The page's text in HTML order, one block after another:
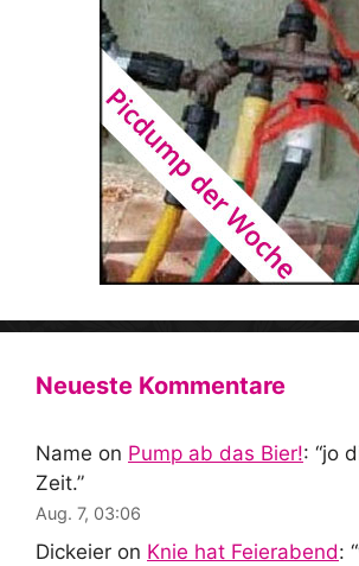
Neueste Kommentare
Name on Pump ab das Bier!: “jo
Zeit.”
Aug. 7, 03:06
Dickeier on Knie hat Feierabend: “